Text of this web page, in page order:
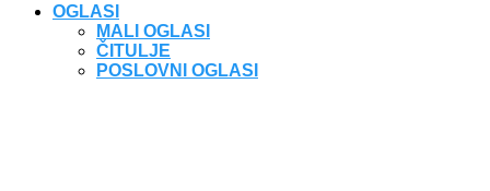
OGLASI
MALI OGLASI
ČITULJE
POSLOVNI OGLASI